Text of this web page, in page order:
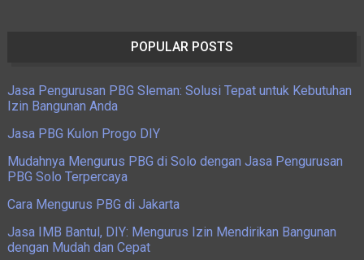
POPULAR POSTS
Jasa Pengurusan PBG Sleman: Solusi Tepat untuk Kebutuhan
Izin Bangunan Anda
Jasa PBG Kulon Progo DIY
Mudahnya Mengurus PBG di Solo dengan Jasa Pengurusan
PBG Solo Terpercaya
Cara Mengurus PBG di Jakarta
Jasa IMB Bantul, DIY: Mengurus Izin Mendirikan Bangunan
dengan Mudah dan Cepat